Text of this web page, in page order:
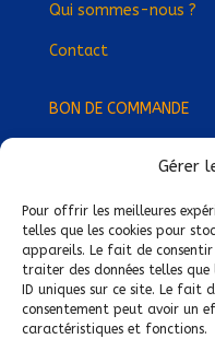
Gérer
Pour offrir les meilleures
telles que les cookies pour
appareils. Le fait de
traiter des données telles
ID uniques sur ce site. Le fait
consentement peut avoir un
caractéristiques et fonctions.
Qui sommes-nous ?
Contact
BON DE COMMANDE
Devenez Délégué·e
Trouvez-nous près de
Mentions légales
Conditions générales